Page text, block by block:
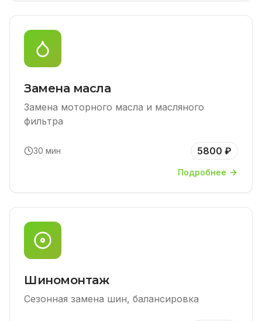
Замена масла
Замена моторного масла и масляного
фильтра
30 мин 5800 ₽
Подробнее
Шиномонтаж
Сезонная замена шин, балансировка